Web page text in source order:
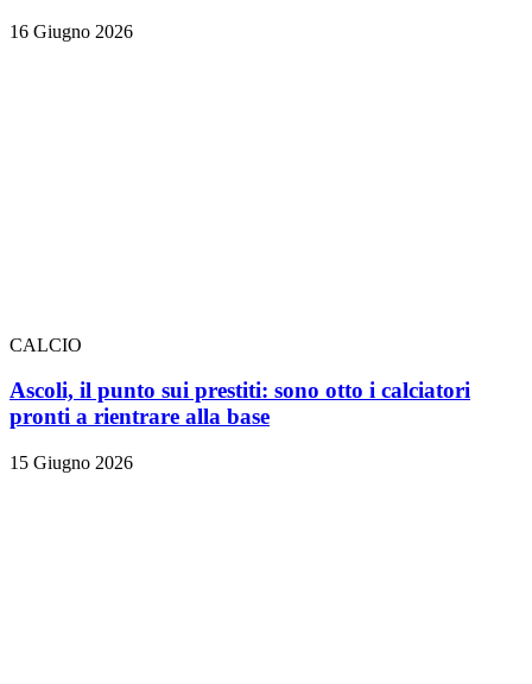
16 Giugno 2026
CALCIO
Ascoli, il punto sui prestiti: sono otto i calciatori
pronti a rientrare alla base
15 Giugno 2026